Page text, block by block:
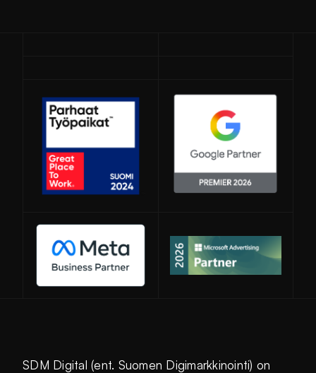
Avautuu uuteen ikkunaan
SDM Digital (ent. Suomen Digimarkkinointi) on